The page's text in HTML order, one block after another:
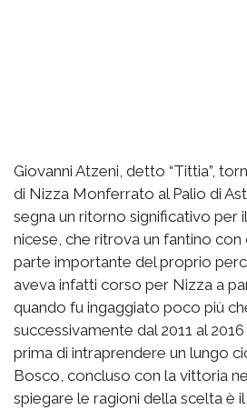
Giovanni Atzeni, detto “Tittia”,
di Nizza Monferrato al Palio di
segna un ritorno significativo per
nicese, che ritrova un fantino con
parte importante del proprio
aveva infatti corso per Nizza a
quando fu ingaggiato poco più
successivamente dal 2011 al
prima di intraprendere un lungo
Bosco, concluso con la vittoria
spiegare le ragioni della scelta è